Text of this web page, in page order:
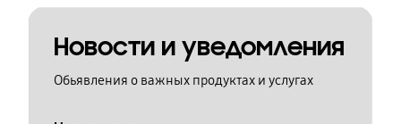
Новости и уведомления
Обьявления о важных продуктах и услугах